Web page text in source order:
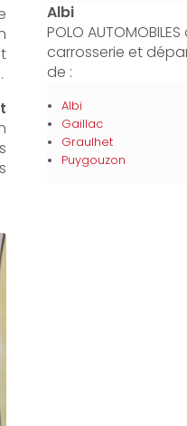
Albi
POLO
carrosserie et
de :
Albi
Gaillac
Graulhet
Puygouzon